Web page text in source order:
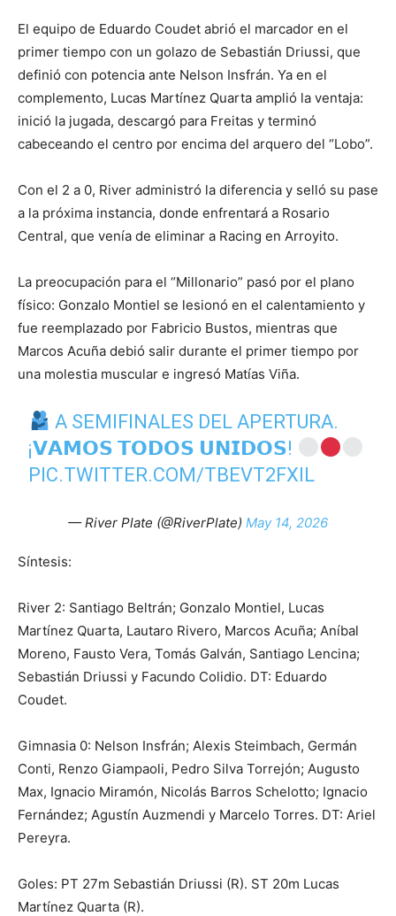
El equipo de Eduardo Coudet abrió el marcador en el
primer tiempo con un golazo de Sebastián Driussi, que
definió con potencia ante Nelson Insfrán. Ya en el
complemento, Lucas Martínez Quarta amplió la ventaja:
inició la jugada, descargó para Freitas y terminó
cabeceando el centro por encima del arquero del “Lobo”.
Con el 2 a 0, River administró la diferencia y selló su pase
a la próxima instancia, donde enfrentará a Rosario
Central, que venía de eliminar a Racing en Arroyito.
La preocupación para el “Millonario” pasó por el plano
físico: Gonzalo Montiel se lesionó en el calentamiento y
fue reemplazado por Fabricio Bustos, mientras que
Marcos Acuña debió salir durante el primer tiempo por
una molestia muscular e ingresó Matías Viña.
A SEMIFINALES DEL APERTURA.
¡𝗩𝗔𝗠𝗢𝗦 𝗧𝗢𝗗𝗢𝗦 𝗨𝗡𝗜𝗗𝗢𝗦!
PIC.TWITTER.COM/TBEVT2FXIL
— River Plate (@RiverPlate) May 14, 2026
Síntesis:
River 2: Santiago Beltrán; Gonzalo Montiel, Lucas
Martínez Quarta, Lautaro Rivero, Marcos Acuña; Aníbal
Moreno, Fausto Vera, Tomás Galván, Santiago Lencina;
Sebastián Driussi y Facundo Colidio. DT: Eduardo
Coudet.
Gimnasia 0: Nelson Insfrán; Alexis Steimbach, Germán
Conti, Renzo Giampaoli, Pedro Silva Torrejón; Augusto
Max, Ignacio Miramón, Nicolás Barros Schelotto; Ignacio
Fernández; Agustín Auzmendi y Marcelo Torres. DT: Ariel
Pereyra.
Goles: PT 27m Sebastián Driussi (R). ST 20m Lucas
Martínez Quarta (R).